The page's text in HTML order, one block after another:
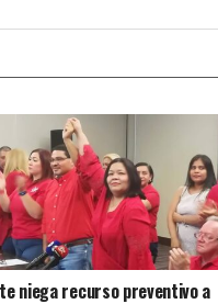
niega recurso preventivo a